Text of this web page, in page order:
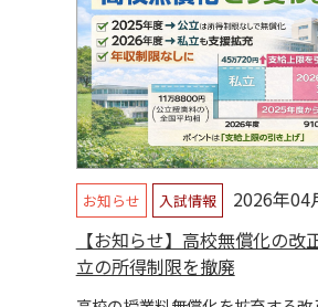
お知らせ 入試情報
2026年04
【お知らせ】高校無償化の改
立の所得制限を撤廃